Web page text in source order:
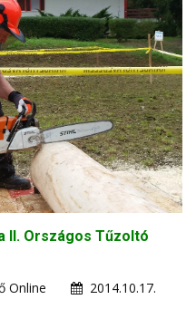
II. Országos Tűzoltó
Online
2014.10.17.